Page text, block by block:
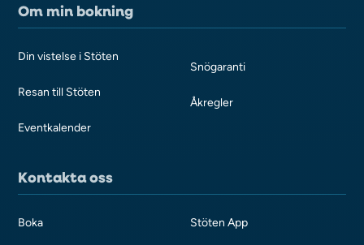
Om min bokning
Din vistelse i Stöten
Resan till Stöten
Eventkalender
Snögaranti
Åkregler
Kontakta oss
Boka Stöten App